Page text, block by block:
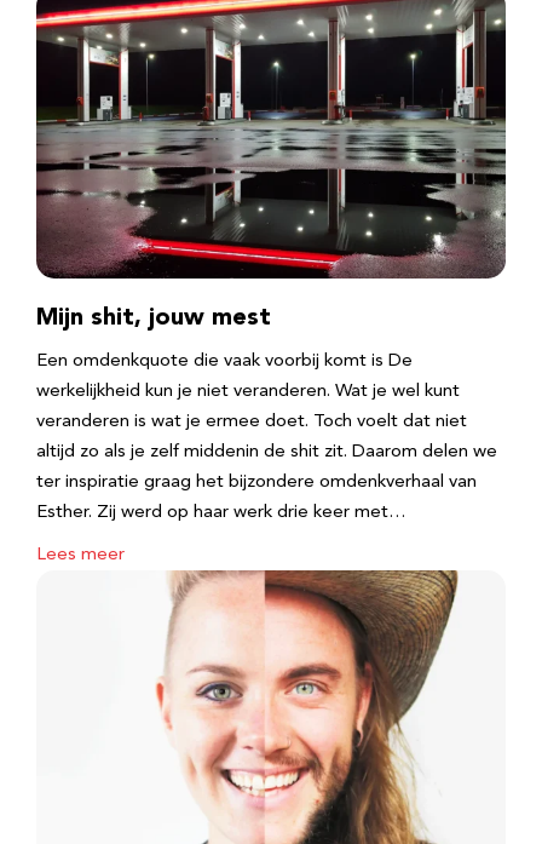
Mijn shit, jouw mest
Een omdenkquote die vaak voorbij komt is De
werkelijkheid kun je niet veranderen. Wat je wel kunt
veranderen is wat je ermee doet. Toch voelt dat niet
altijd zo als je zelf middenin de shit zit. Daarom delen we
ter inspiratie graag het bijzondere omdenkverhaal van
Esther. Zij werd op haar werk drie keer met…
Lees meer